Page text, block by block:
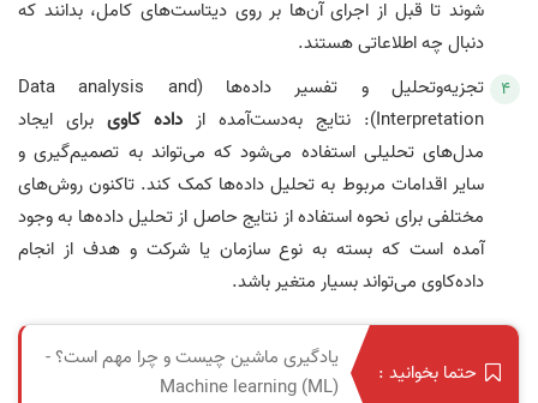
شوند تا قبل از اجرای آن‌ها بر روی دیتاست‌های کامل، بدانند که
دنبال چه اطلاعاتی هستند.
تجزیه‌وتحلیل و تفسیر داده‌ها (Data analysis and
Interpretation): نتایج به‌دست‌آمده از
داده‌ کاوی برای ایجاد
مدل‌های تحلیلی استفاده می‌شود که می‌تواند به تصمیم‌گیری و
سایر اقدامات مربوط به تحلیل داده‌ها کمک کند. تاکنون روش‌های
مختلفی برای نحوه استفاده از نتایج حاصل از تحلیل داده‌ها به وجود
آمده است که بسته به نوع سازمان یا شرکت و هدف از انجام
داده‌کاوی می‌تواند بسیار متغیر باشد.
حتما بخوانید :
یادگیری ماشین چیست و چرا مهم است؟ -
Machine learning (ML)